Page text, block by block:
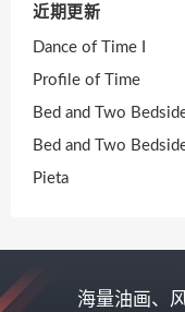
近期更新
Dance of Time I
Profile of Time
Bed and Two
Bed and Two
Pieta
海量油画、